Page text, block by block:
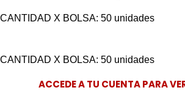
CANTIDAD X BOLSA: 50 unidades
CANTIDAD X BOLSA: 50 unidades
ACCEDE A TU CUENTA PARA